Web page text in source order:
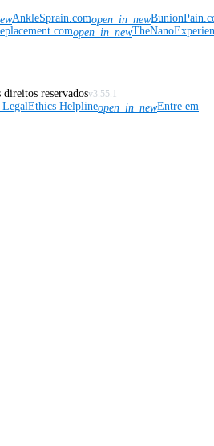
AnkleSprain.comopen_in_new
open_in_new
reservadosv3.55.1
Ethics Helplineopen_in_newEntre em